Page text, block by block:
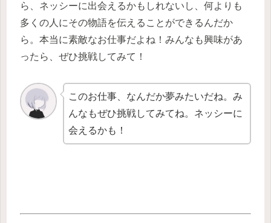
ら、ネッシーに出会えるかもしれないし、何よりも
多くの人にその物語を伝えることができるんだか
ら。本当に素敵なお仕事だよね！みんなも興味があ
ったら、ぜひ挑戦してみて！
このお仕事、なんだか夢みたいだね。み
んなもぜひ挑戦してみてね。ネッシーに
会えるかも！